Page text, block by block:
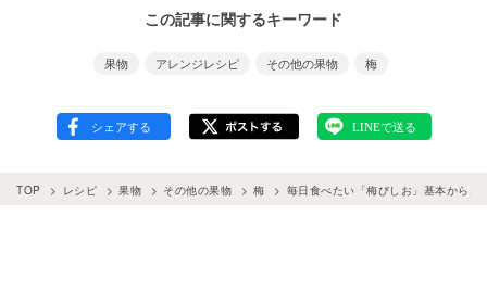
この記事に関するキーワード
果物 アレンジレシピ その他の果物 梅
TOP レシピ 果物 その他の果物 梅 毎日食べたい「梅びしお」基本から